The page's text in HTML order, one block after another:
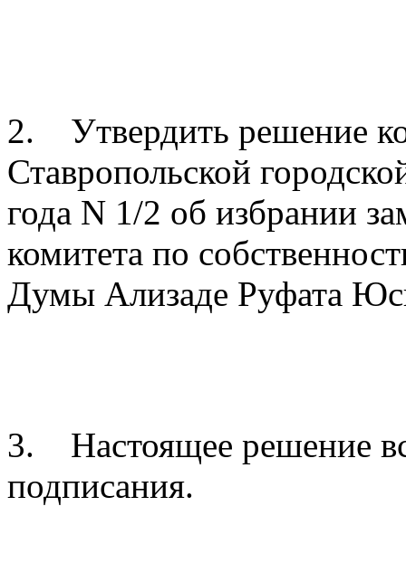
2. Утвердить решение
Ставропольской
года N 1/2 об избрании
комитета по
Думы Ализаде Руфата
3. Настоящее решение
подписания.